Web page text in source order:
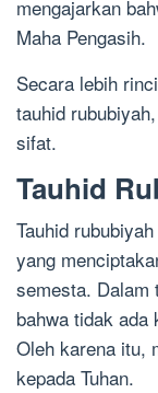
mengajarkan
Maha Pengasih.
Secara lebih
tauhid
sifat.
Tauhid
Tauhid
yang
semesta. Dalam
bahwa tidak ada
Oleh karena itu,
kepada Tuhan.